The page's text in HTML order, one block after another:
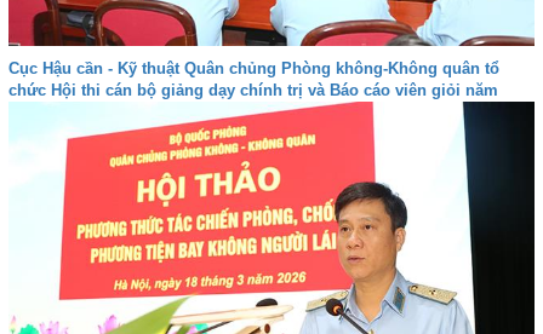
Cục Hậu cần - Kỹ thuật Quân chủng Phòng không-Không quân tổ
chức Hội thi cán bộ giảng dạy chính trị và Báo cáo viên giỏi năm